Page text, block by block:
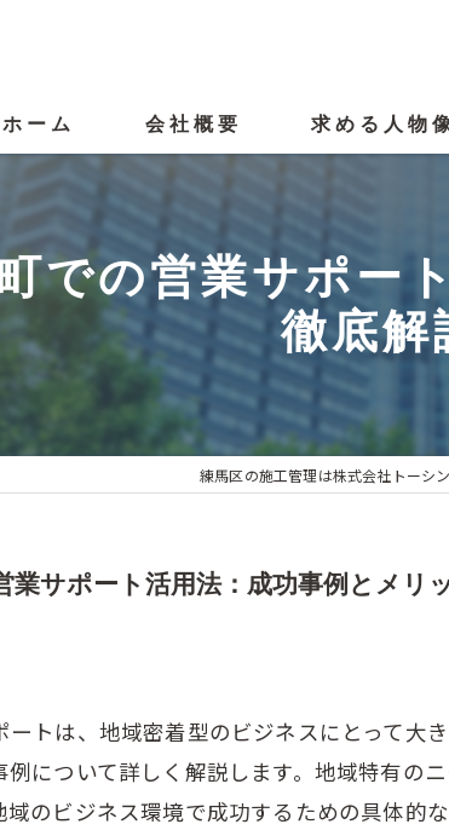
ホーム 会社概要
ビジョン
事業案内
漫画特集『未経験者編』
漫画特集『経験者編』
求める人物像
での営業サポー
徹底解
練馬区の施工管理は株式会社トーシン
業サポート活用法：成功事例とメリ
トは、地域密着型のビジネスにとって大
について詳しく解説します。地域特有の
のビジネス環境で成功するための具体的